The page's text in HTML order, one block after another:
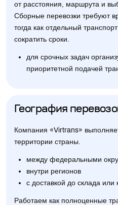
от расстояния, маршрута и
Сборные перевозки требуют
тогда как отдельный
сократить сроки.
для срочных задач
приоритетной подачей
География
Компания «Virtrans»
территории страны.
между федеральными
внутри регионов
с доставкой до склада или
Работаем как полноценные